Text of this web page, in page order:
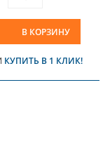
В КОРЗИНУ
КУПИТЬ В 1 КЛИК!